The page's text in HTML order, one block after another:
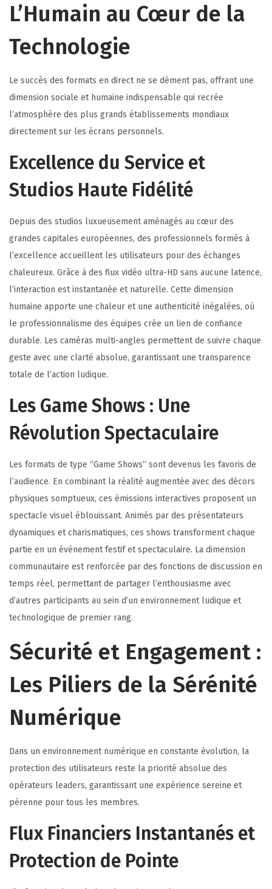
L’Humain au Cœur de la
Technologie
Le succès des formats en direct ne se dément pas, offrant une
dimension sociale et humaine indispensable qui recrée
l’atmosphère des plus grands établissements mondiaux
directement sur les écrans personnels.
Excellence du Service et
Studios Haute Fidélité
Depuis des studios luxueusement aménagés au cœur des
grandes capitales européennes, des professionnels formés à
l’excellence accueillent les utilisateurs pour des échanges
chaleureux. Grâce à des flux vidéo ultra-HD sans aucune latence,
l’interaction est instantanée et naturelle. Cette dimension
humaine apporte une chaleur et une authenticité inégalées, où
le professionnalisme des équipes crée un lien de confiance
durable. Les caméras multi-angles permettent de suivre chaque
geste avec une clarté absolue, garantissant une transparence
totale de l’action ludique.
Les Game Shows : Une
Révolution Spectaculaire
Les formats de type “Game Shows” sont devenus les favoris de
l’audience. En combinant la réalité augmentée avec des décors
physiques somptueux, ces émissions interactives proposent un
spectacle visuel éblouissant. Animés par des présentateurs
dynamiques et charismatiques, ces shows transforment chaque
partie en un événement festif et spectaculaire. La dimension
communautaire est renforcée par des fonctions de discussion en
temps réel, permettant de partager l’enthousiasme avec
d’autres participants au sein d’un environnement ludique et
technologique de premier rang.
Sécurité et Engagement :
Les Piliers de la Sérénité
Numérique
Dans un environnement numérique en constante évolution, la
protection des utilisateurs reste la priorité absolue des
opérateurs leaders, garantissant une expérience sereine et
pérenne pour tous les membres.
Flux Financiers Instantanés et
Protection de Pointe